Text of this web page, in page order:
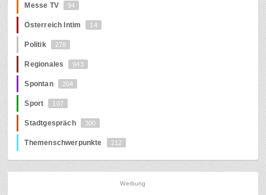
Messe TV 94
Österreich Intim 14
Politik 278
Regionales 943
Spontan 204
Sport 107
Stadtgespräch 300
Themenschwerpunkte 212
Werbung